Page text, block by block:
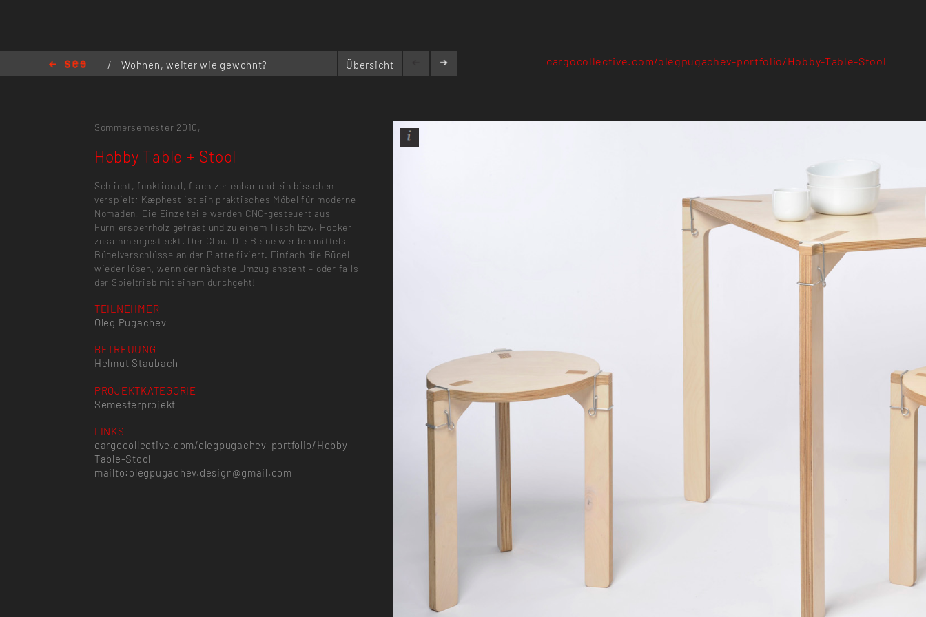
/
Wohnen, weiter wie gewohnt?
Übersicht cargocollective.com/olegpugachev-portfolio/Hobby-Table-Stool
Sommersemester 2010,
Hobby Table + Stool
Schlicht, funktional, flach zerlegbar und ein bisschen
verspielt: Kæphest ist ein praktisches Möbel für moderne
Nomaden. Die Einzelteile werden CNC-gesteuert aus
Furniersperrholz gefräst und zu einem Tisch bzw. Hocker
zusammengesteckt. Der Clou: Die Beine werden mittels
Bügelverschlüsse an der Platte fixiert. Einfach die Bügel
wieder lösen, wenn der nächste Umzug ansteht – oder falls
der Spieltrieb mit einem durchgeht!
TEILNEHMER
Oleg Pugachev
BETREUUNG
Helmut Staubach
PROJEKTKATEGORIE
Semesterprojekt
LINKS
cargocollective.com/olegpugachev-portfolio/Hobby-
Table-Stool
mailto:olegpugachev.design@gmail.com